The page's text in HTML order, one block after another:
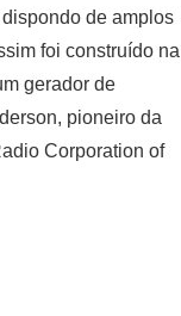
de amplos
foi construído na
gerador de
pioneiro da
Corporation of